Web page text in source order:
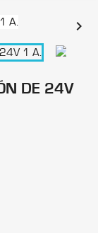

DE 24V